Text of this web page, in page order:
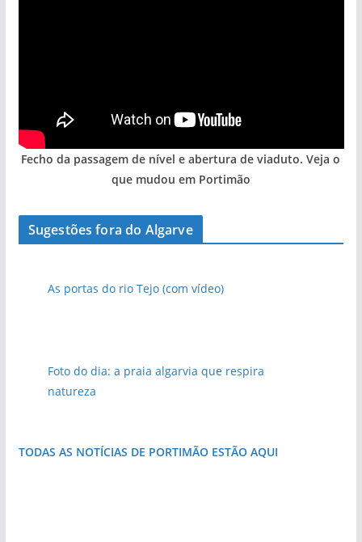
Fecho da passagem de nível e abertura de viaduto. Veja o
que mudou em Portimão
Sugestões fora do Algarve
As portas do rio Tejo (com vídeo)
Foto do dia: a praia algarvia que respira
natureza
TODAS AS NOTÍCIAS DE PORTIMÃO ESTÃO AQUI